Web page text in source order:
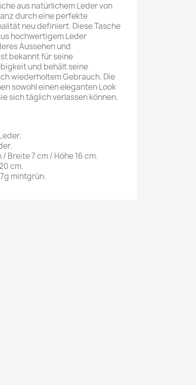
aus natürlichem Leder von
durch eine perfekte
neu definiert. Diese Tasche
hochwertigem Leder
Aussehen und
bekannt für seine
und behält seine
wiederholtem Gebrauch. Die
sowohl einen eleganten Look
sich täglich verlassen können.
Breite 7 cm / Höhe 16 cm.
cm.
mintgrün.